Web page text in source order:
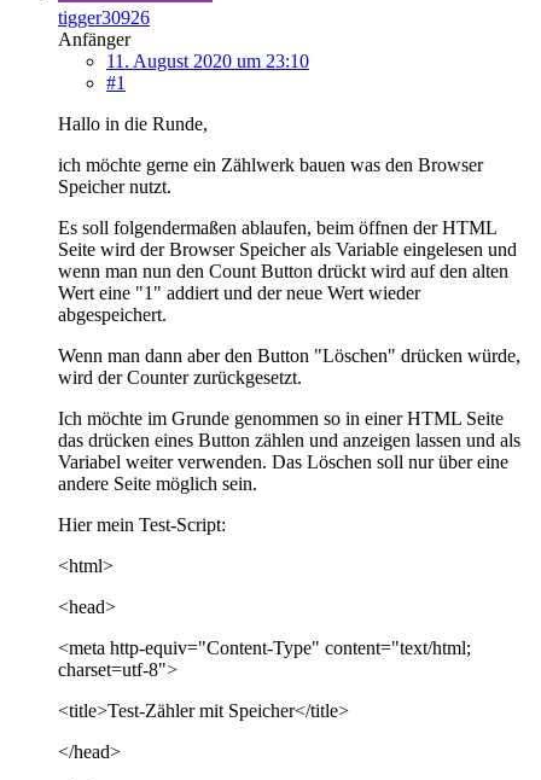
tigger30926
Anfänger
11. August 2020 um 23:10
#1
Hallo in die Runde,
ich möchte gerne ein Zählwerk bauen was den Browser
Speicher nutzt.
Es soll folgendermaßen ablaufen, beim öffnen der HTML
Seite wird der Browser Speicher als Variable eingelesen und
wenn man nun den Count Button drückt wird auf den alten
Wert eine "1" addiert und der neue Wert wieder
abgespeichert.
Wenn man dann aber den Button "Löschen" drücken würde,
wird der Counter zurückgesetzt.
Ich möchte im Grunde genommen so in einer HTML Seite
das drücken eines Button zählen und anzeigen lassen und als
Variabel weiter verwenden. Das Löschen soll nur über eine
andere Seite möglich sein.
Hier mein Test-Script:
<html>
<head>
<meta http-equiv="Content-Type" content="text/html;
charset=utf-8">
<title>Test-Zähler mit Speicher</title>
</head>